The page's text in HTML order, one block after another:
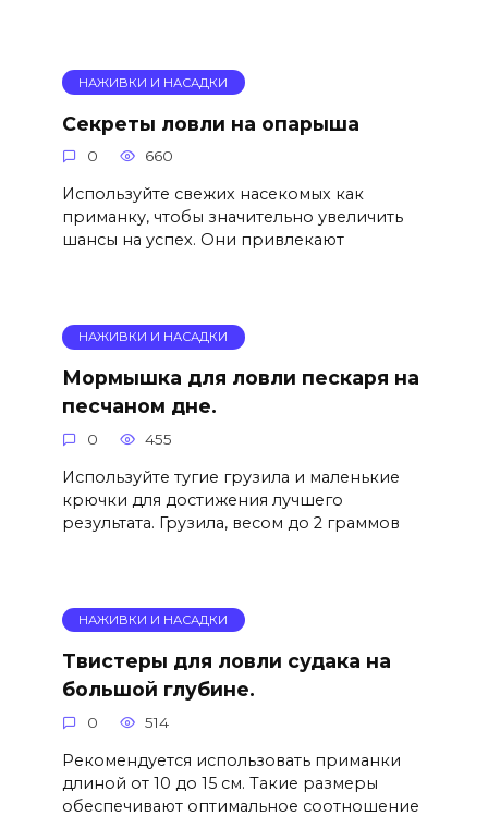
НАЖИВКИ И НАСАДКИ
Секреты ловли на опарыша
0 660
Используйте свежих насекомых как
приманку, чтобы значительно увеличить
шансы на успех. Они привлекают
НАЖИВКИ И НАСАДКИ
Мормышка для ловли пескаря на
песчаном дне.
0 455
Используйте тугие грузила и маленькие
крючки для достижения лучшего
результата. Грузила, весом до 2 граммов
НАЖИВКИ И НАСАДКИ
Твистеры для ловли судака на
большой глубине.
0 514
Рекомендуется использовать приманки
длиной от 10 до 15 см. Такие размеры
обеспечивают оптимальное соотношение